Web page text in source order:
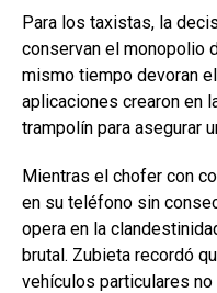
Para los taxistas, la
conservan el monopolio
mismo tiempo devoran
aplicaciones crearon en
trampolín para asegurar
Mientras el chofer con
en su teléfono sin
opera en la
brutal. Zubieta recordó
vehículos particulares